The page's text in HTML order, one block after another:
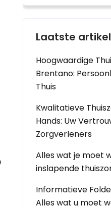
Laatste
Hoogwaardige
Brentano:
Thuis
Kwalitatieve
Hands: Uw
Zorgverleners
Alles wat je moet
inslapende
Informatieve
Alles wat u moet